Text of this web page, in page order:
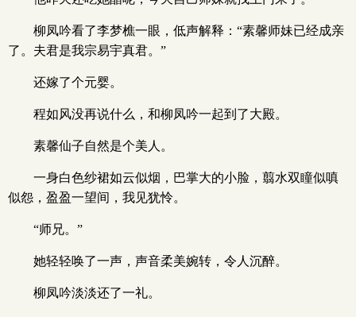
柳凤吟看了李梦樵一眼，低声解释：“素馨师妹已经成亲
了。夫君是我宗易宇真君。”
还嫁了个元婴。
程如风没再说什么，和柳凤吟一起到了大殿。
素馨仙子自然是个美人。
一身白色纱裙如云似烟，巴掌大的小脸，翦水双瞳似嗔
似怨，盈盈一望间，我见犹怜。
“师兄。”
她轻轻唤了一声，声音柔美婉转，令人沉醉。
柳凤吟淡淡还了一礼。